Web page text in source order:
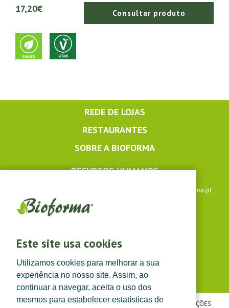
Este site usa cookies
Utilizamos cookies para melhorar a sua
experiência no nosso site. Assim, ao
continuar a navegar, aceita o uso dos
mesmos para estabelecer estatísticas de
17,20€ Consultar produto
REDE DE LOJAS
RESTAURANTES
SOBRE A BIOFORMA
RECURSOS HUMANOS
lojaonline@bioforma.pt
(dias úteis das 8h30 às 13h e das 14h às 17h30)
POLÍTICA DE PRIVACIDADE|TERMOS E CONDIÇÕES CONDIÇÕES